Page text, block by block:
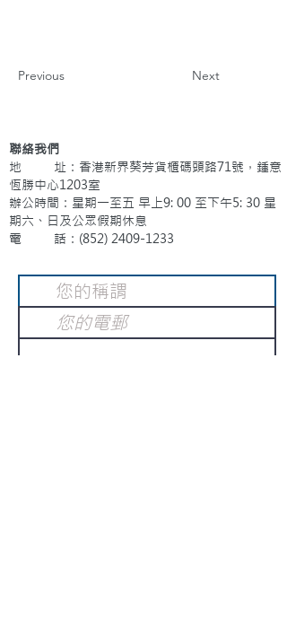
Previous Next
聯絡我們
地 址：香港新界葵芳貨櫃碼頭路71號，鍾意
恆勝中心1203室
辦公時間：星期一至五 早上9: 00 至下午5: 30 星
期六、日及公眾假期休息
電 話：(852) 2409-1233